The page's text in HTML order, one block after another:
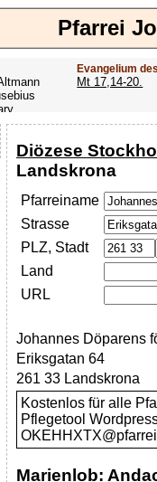
Pfarrei
Hl.
Hl.
Evangelium
Mt 17,14-20.
Diözese
Landskrona
Pfarreiname
Strasse
PLZ, Stadt
Land
URL
Johannes Döparens
Eriksgatan 64
261 33 Landskrona
Kostenlos für alle
Pflegetool
Marienlob: